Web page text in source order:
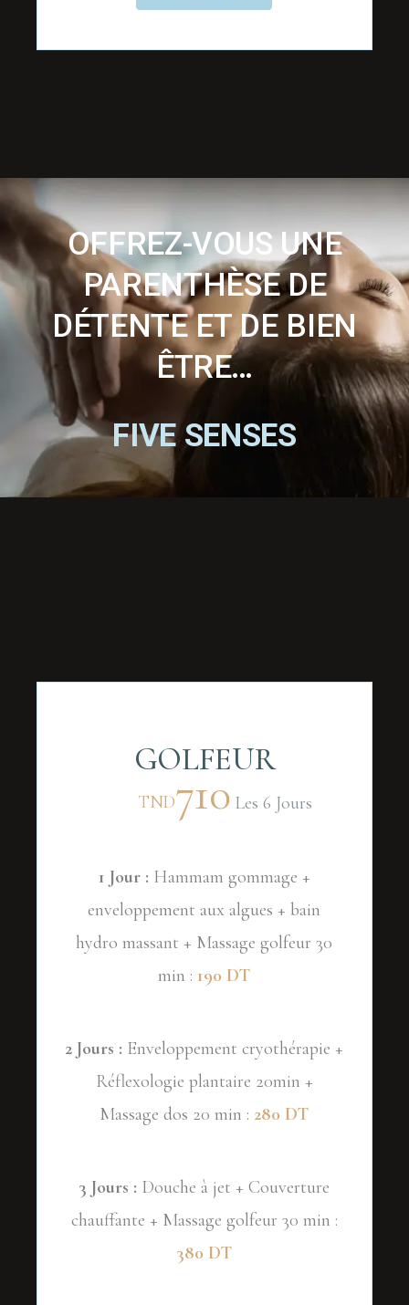
OFFREZ-VOUS UNE
PARENTHÈSE DE
DÉTENTE ET DE BIEN
ÊTRE…
FIVE SENSES
GOLFEUR
TND710 Les 6 Jours
1 Jour : Hammam gommage +
enveloppement aux algues + bain
hydro massant + Massage golfeur 30
min : 190 DT
2 Jours : Enveloppement cryothérapie +
Réflexologie plantaire 20min +
Massage dos 20 min : 280 DT
3 Jours : Douche à jet + Couverture
chauffante + Massage golfeur 30 min :
380 DT